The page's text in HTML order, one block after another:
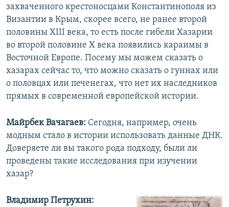
захваченного крестоносцами Константинополя из
Византии в Крым, скорее всего, не ранее второй
половины XIII века, то есть после гибели Хазарии
во второй половине X века появились караимы в
Восточной Европе. Посему мы можем сказать о
хазарах сейчас то, что можно сказать о гуннах или
о половцах или печенегах, что нет их наследников
прямых в современной европейской истории.
Майрбек Вачагаев: Сегодня, например, очень
модным стало в истории использовать данные ДНК.
Доверяете ли вы такого рода подходу, были ли
проведены такие исследования при изучении
хазар?
Владимир Петрухин: